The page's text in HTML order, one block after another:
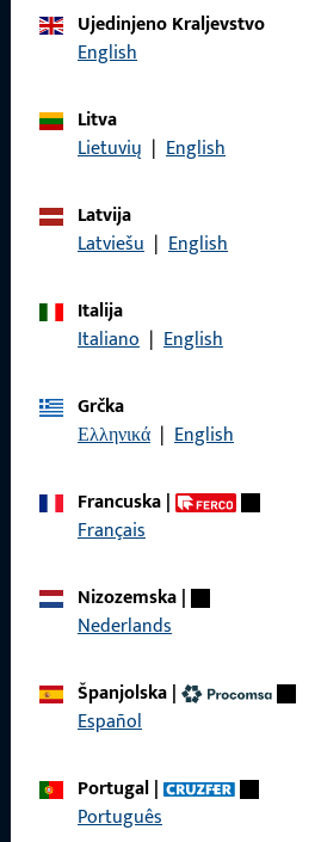
Ujedinjeno Kraljevstvo
English
Litva
Lietuvių | English
Latvija
Latviešu | English
Italija
Italiano | English
Grčka
Ελληνικά | English
Francuska|
Français
Nizozemska|
Nederlands
Španjolska|
Español
Portugal|
Português
Zaštita podataka
Brzi pristup
Reference